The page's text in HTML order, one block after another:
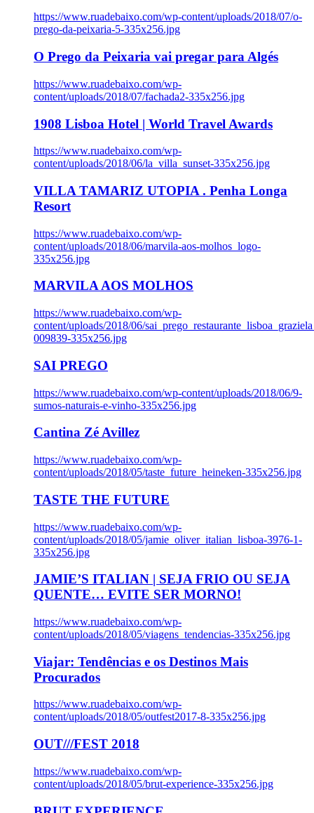
https://www.ruadebaixo.com/wp-content/uploads/2018/07/o-
prego-da-peixaria-5-335x256.jpg
O Prego da Peixaria vai pregar para Algés
https://www.ruadebaixo.com/wp-
content/uploads/2018/07/fachada2-335x256.jpg
1908 Lisboa Hotel | World Travel Awards
https://www.ruadebaixo.com/wp-
content/uploads/2018/06/la_villa_sunset-335x256.jpg
VILLA TAMARIZ UTOPIA . Penha Longa
Resort
https://www.ruadebaixo.com/wp-
content/uploads/2018/06/marvila-aos-molhos_logo-
335x256.jpg
MARVILA AOS MOLHOS
https://www.ruadebaixo.com/wp-
content/uploads/2018/06/
009839-335x256.jpg
SAI PREGO
https://www.ruadebaixo.com/wp-content/uploads/2018/06/9-
sumos-naturais-e-vinho-335x256.jpg
Cantina Zé Avillez
https://www.ruadebaixo.com/wp-
content/uploads/2018/05/taste_future_heineken-335x256.jpg
TASTE THE FUTURE
https://www.ruadebaixo.com/wp-
content/uploads/2018/05/jamie_oliver_italian_lisboa-3976-1-
335x256.jpg
JAMIE’S ITALIAN | SEJA FRIO OU SEJA
QUENTE… EVITE SER MORNO!
https://www.ruadebaixo.com/wp-
content/uploads/2018/05/viagens_tendencias-335x256.jpg
Viajar: Tendências e os Destinos Mais
Procurados
https://www.ruadebaixo.com/wp-
content/uploads/2018/05/outfest2017-8-335x256.jpg
OUT///FEST 2018
https://www.ruadebaixo.com/wp-
content/uploads/2018/05/brut-experience-335x256.jpg